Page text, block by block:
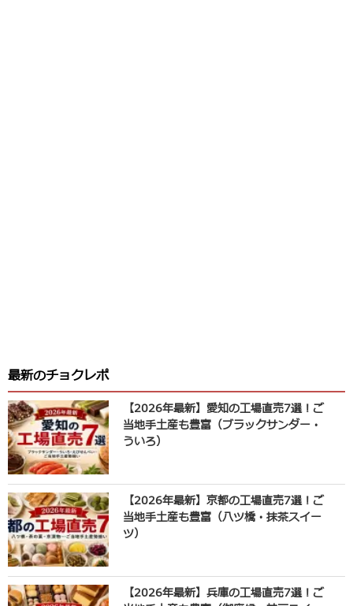
最新のチョクレポ
【2026年最新】愛知の工場直売7選！ご
当地手土産も豊富（ブラックサンダー・
ういろ）
【2026年最新】京都の工場直売7選！ご
当地手土産も豊富（八ツ橋・抹茶スイー
ツ）
【2026年最新】兵庫の工場直売7選！ご